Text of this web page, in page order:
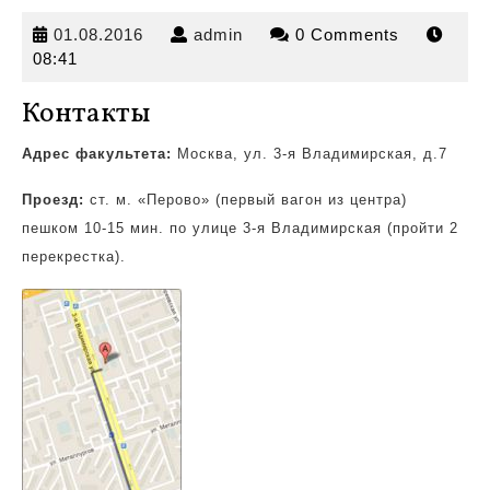
01.08.2016 01.08.2016
admin admin 0 Comments
08:41
Контакты
Адрес факультета: Москва, ул. 3-я Владимирская, д.7
Проезд: ст. м. «Перово» (первый вагон из центра)
пешком 10-15 мин. по улице 3-я Владимирская (пройти 2
перекрестка).